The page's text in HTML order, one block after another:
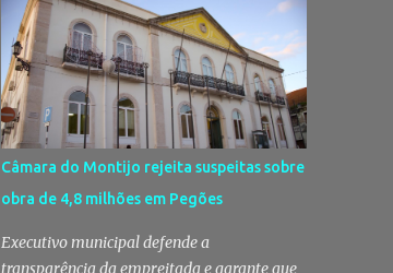
GNR, "os militares da Guarda identificaram
vários indivíduos" durante a ação policial
realizada em Pi...
para receber milhares de pessoas numa
noite de música, reencontros e
solidariedade, em que parte das receitas
reverterá para a Associação Humanitária
dos Bombeiros Voluntários do Pinhal Novo,
reforçando o espírito comunitário que
sempre distinguiu este evento. O branco é a
cor essencial da festa de 1 de Agosto no
Pinhal Novo 10 anos depois da primeira
edição, a White Party continua a ser muito
Câmara do Montijo rejeita suspeitas sobre
obra de 4,8 milhões em Pegões
Executivo municipal defende a
transparência da empreitada e garante que